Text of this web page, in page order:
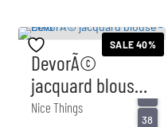
SALE 40%
DevorÃ©
jacquard blouse
– Ecru
Nice Things
36
38